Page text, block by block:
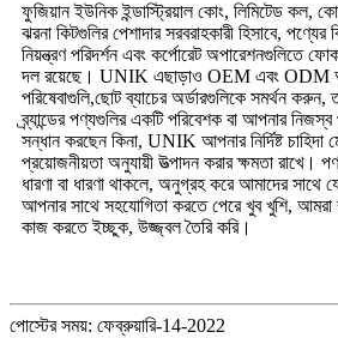
ফুজিয়ান ইউনিক ইন্ডাস্ট্রিয়াল কোং, লিমিটেড কল,
ঝরনা কিটগুলির পেশাদার সরবরাহকারী হিসাবে,
নিয়ন্ত্রণ পরিদর্শন এবং কর্পোরেট অপারেশনগুলিতে
দল রয়েছে। UNIK এছাড়াও OEM এবং ODM
পরিষেবাগুলি,ছোট ব্যাচের অর্ডারগুলিকে সমর্থন
ব্র্যান্ডের পণ্যগুলির একটি পরিবেশক বা আপনার
সন্ধান করছেন কিনা, UNIK আপনার নির্দিষ্ট চাহিদা
প্রয়োজনীয়তা অনুযায়ী উত্পাদন করার ক্ষমতা রাখে।
ধারণা বা ধারণা থাকলে, অনুগ্রহ করে আমাদের
আপনার সাথে সহযোগিতা করতে পেরে খুব খুশি, আমরা
কাজ করতে ইচ্ছুক, উজ্জ্বল তৈরি করি।
পোস্টের সময়: ফেব্রুয়ারি-14-2022